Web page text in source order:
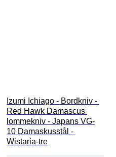
Izumi Ichiago - Bordkniv -
Red Hawk Damascus
lommekniv - Japans VG-
10 Damaskusstål -
Wistaria-tre